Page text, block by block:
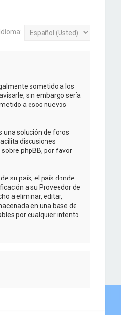
Idioma:
sometido a los
sin embargo sería
a esos nuevos
una solución de foros
discusiones
phpBB, por favor
su país, el país donde
a su Proveedor de
a eliminar, editar,
en una base de
por cualquier intento